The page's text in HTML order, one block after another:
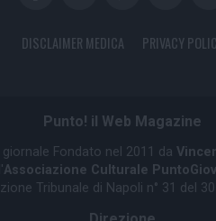
DISCLAIMER MEDICA PRIVACY
Punto! il Web Magazine
Fondato nel 2011 da
Associazione Culturale
Tribunale di Napoli n° 31 del